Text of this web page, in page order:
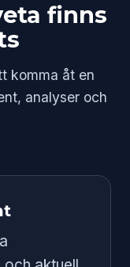
finns
komma åt en
analyser och